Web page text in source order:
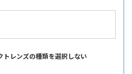
トレンズの種類を選択しない